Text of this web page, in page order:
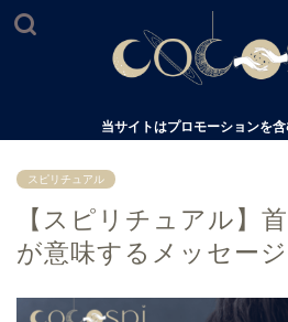
当サイトはプロモーションを
スピリチュアル
【スピリチュアル】
が意味するメッセー